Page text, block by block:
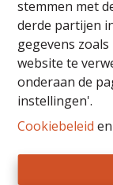
stemmen met
derde partijen
gegevens
website te
onderaan de
instellingen'.
Cookiebeleid en
Loft in
9940 Ertvelde